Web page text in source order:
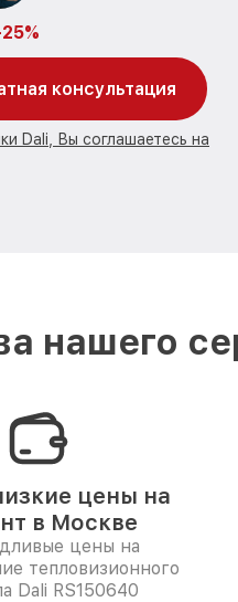
консультация
Dali, Вы соглашаетесь на
нашего
цены на
в Москве
цены на
тепловизионного
Dali RS150640